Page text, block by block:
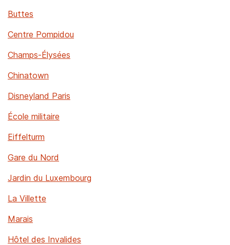
Buttes
Centre Pompidou
Champs-Élysées
Chinatown
Disneyland Paris
École militaire
Eiffelturm
Gare du Nord
Jardin du Luxembourg
La Villette
Marais
Hôtel des Invalides